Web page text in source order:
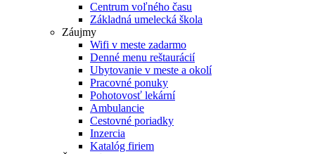
Centrum voľného času
Základná umelecká škola
Záujmy
Wifi v meste zadarmo
Denné menu reštaurácií
Ubytovanie v meste a okolí
Pracovné ponuky
Pohotovosť lekární
Ambulancie
Cestovné poriadky
Inzercia
Katalóg firiem